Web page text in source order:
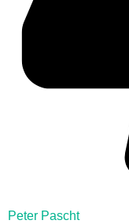
Peter Pascht